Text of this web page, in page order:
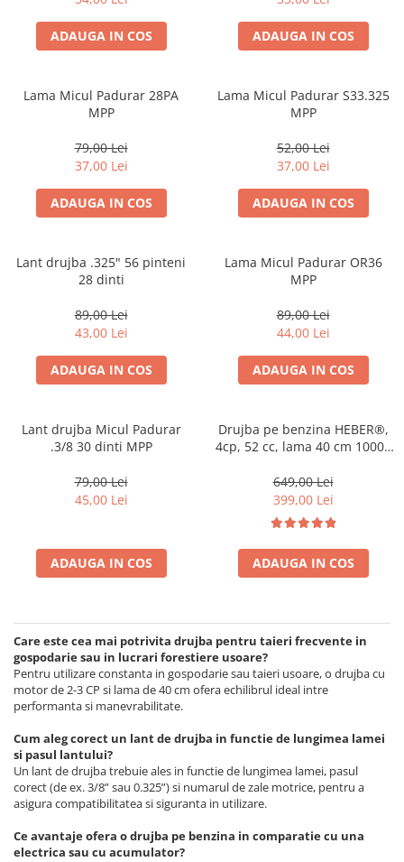
ADAUGA IN COS ADAUGA IN COS
Lama Micul Padurar 28PA
MPP
79,00 Lei
37,00 Lei
ADAUGA IN COS
Lama Micul Padurar S33.325
MPP
52,00 Lei
37,00 Lei
ADAUGA IN COS
Lant drujba .325" 56 pinteni
28 dinti
89,00 Lei
43,00 Lei
ADAUGA IN COS
Lama Micul Padurar OR36
MPP
89,00 Lei
44,00 Lei
ADAUGA IN COS
Lant drujba Micul Padurar
.3/8 30 dinti MPP
79,00 Lei
45,00 Lei
ADAUGA IN COS
Drujba pe benzina HEBER®,
4cp, 52 cc, lama 40 cm 10000
649,00 Lei
399,00 Lei
ADAUGA IN COS
Care este cea mai potrivita drujba pentru taieri frecvente in
gospodarie sau in lucrari forestiere usoare?
Pentru utilizare constanta in gospodarie sau taieri usoare, o drujba cu
motor de 2-3 CP si lama de 40 cm ofera echilibrul ideal intre
performanta si manevrabilitate.
Cum aleg corect un lant de drujba in functie de lungimea lamei
si pasul lantului?
Un lant de drujba trebuie ales in functie de lungimea lamei, pasul
corect (de ex. 3/8” sau 0.325”) si numarul de zale motrice, pentru a
asigura compatibilitatea si siguranta in utilizare.
Ce avantaje ofera o drujba pe benzina in comparatie cu una
electrica sau cu acumulator?